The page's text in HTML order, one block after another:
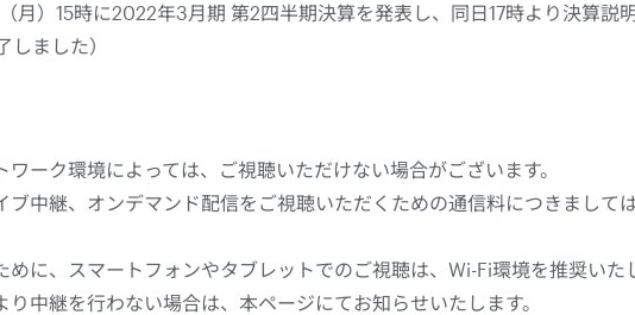
月）15時に2022年3月期 第2四半期決算を発表し、同日17時より決算説
しました）
ワーク環境によっては、ご視聴いただけない場合がございます。
ブ中継、オンデマンド配信をご視聴いただくための通信料につきまして
に、スマートフォンやタブレットでのご視聴は、Wi-Fi環境を推奨いた
中継を行わない場合は、本ページにてお知らせいたします。